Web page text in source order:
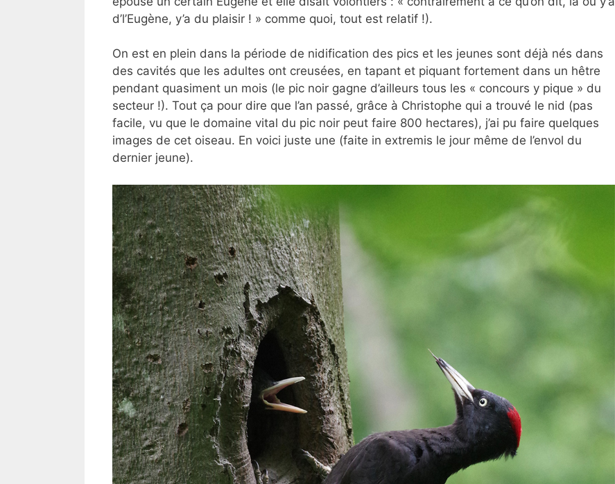
d’l’Eugène, y’a du plaisir ! » comme quoi, tout est relatif !).
On est en plein dans la période de nidification des pics et les jeunes sont déjà nés dans
des cavités que les adultes ont creusées, en tapant et piquant fortement dans un hêtre
pendant quasiment un mois (le pic noir gagne d’ailleurs tous les « concours y pique » du
secteur !). Tout ça pour dire que l’an passé, grâce à Christophe qui a trouvé le nid (pas
facile, vu que le domaine vital du pic noir peut faire 800 hectares), j’ai pu faire quelques
images de cet oiseau. En voici juste une (faite in extremis le jour même de l’envol du
dernier jeune).